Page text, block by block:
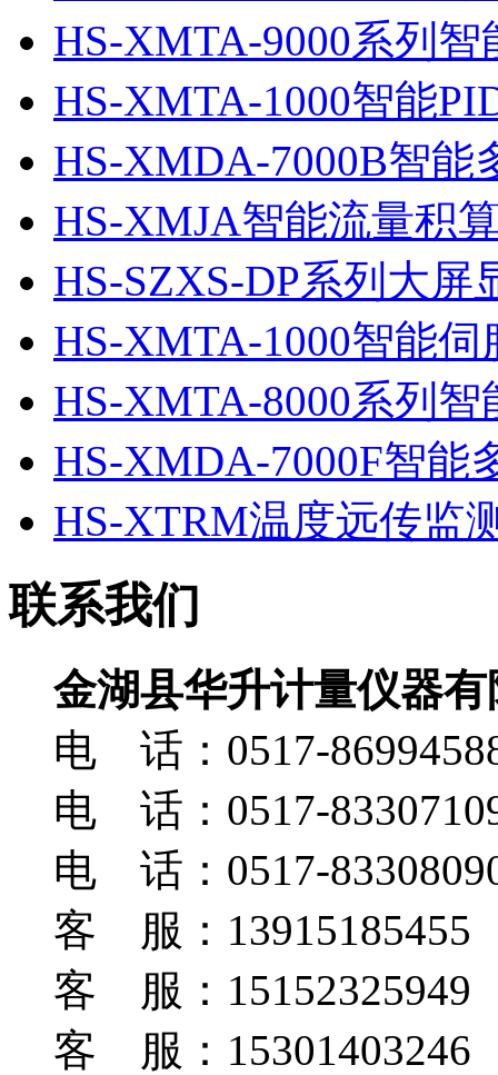
HS-XMTA-9000系列
HS-XMTA-1000智能
HS-XMDA-7000B智能
HS-XMJA智能流量积
HS-SZXS-DP系列大屏
HS-XMTA-1000智能
HS-XMTA-8000系列
HS-XMDA-7000F智能
HS-XTRM温度远传监
联系我们
金湖县华升计量仪器
电 话：0517-
电 话：0517-
电 话：0517-
客 服：13915185455
客 服：15152325949
客 服：15301403246